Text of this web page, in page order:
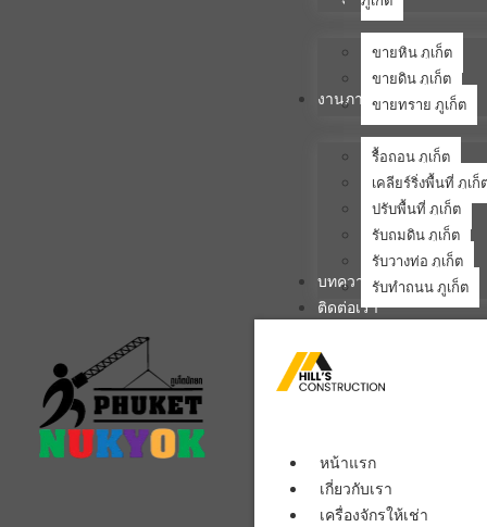
ขายหิน ภูเก็ต
ขายดิน ภูเก็ต
ขายทราย ภูเก็ต
งานภาคสนาม
รื้อถอน ภูเก็ต
เคลียร์ริ่งพื้นที่ ภูเก็
ปรับพื้นที่ ภูเก็ต
รับถมดิน ภูเก็ต
รับวางท่อ ภูเก็ต
รับทำถนน ภูเก็ต
บทความ
ติดต่อเรา
หน้าแรก
เกี่ยวกับเรา
เครื่องจักรให้เช่า